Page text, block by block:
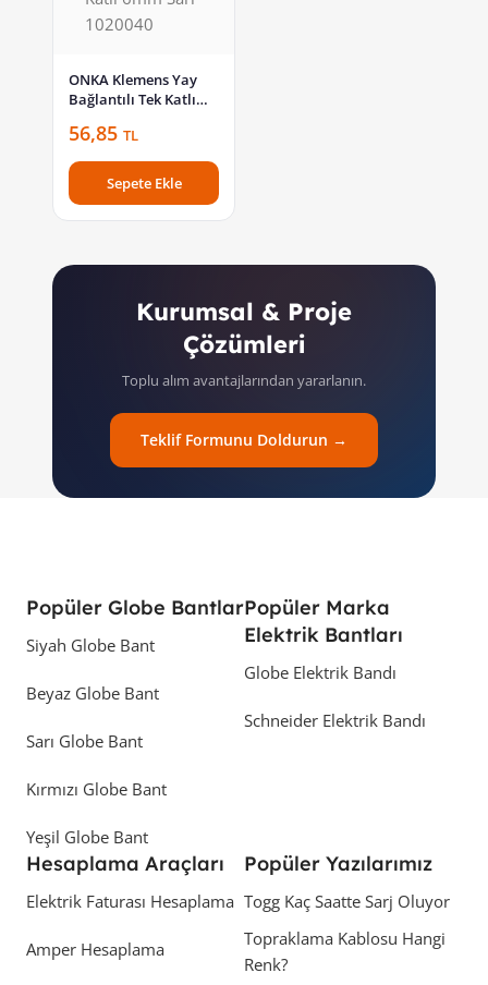
ONKA Klemens Yay
Bağlantılı Tek Katlı
56,85 TL
Sepete Ekle
Kurumsal & Proje
Çözümleri
Toplu alım avantajlarından yararlanın.
Teklif Formunu Doldurun →
Popüler Globe Bantlar
Siyah Globe Bant
Beyaz Globe Bant
Sarı Globe Bant
Kırmızı Globe Bant
Yeşil Globe Bant
Popüler Marka
Elektrik Bantları
Globe Elektrik Bandı
Schneider Elektrik Bandı
Hesaplama Araçları
Elektrik Faturası Hesaplama
Amper Hesaplama
Popüler Yazılarımız
Togg Kaç Saatte Sarj Oluyor
Topraklama Kablosu Hangi
Renk?